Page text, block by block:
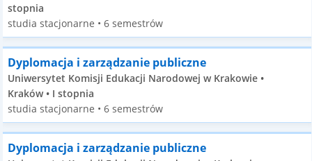
stopnia
studia stacjonarne • 6 semestrów
Dyplomacja i zarządzanie publiczne
Uniwersytet Komisji Edukacji Narodowej w Krakowie •
Kraków • I stopnia
studia stacjonarne • 6 semestrów
Dyplomacja i zarządzanie publiczne